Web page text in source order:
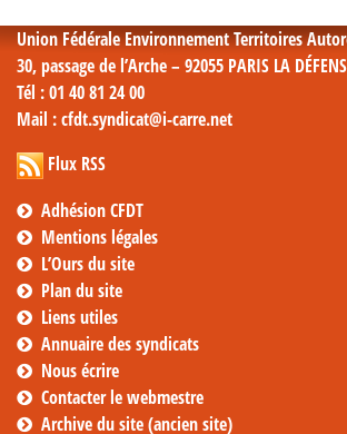
Union Fédérale Environnement Territoires
30, passage de l’Arche – 92055 PARIS LA
Tél : 01 40 81 24 00
Mail : cfdt.syndicat@i-carre.net
Flux RSS
Adhésion CFDT
Mentions légales
L’Ours du site
Plan du site
Liens utiles
Annuaire des syndicats
Nous écrire
Contacter le webmestre
Archive du site (ancien site)